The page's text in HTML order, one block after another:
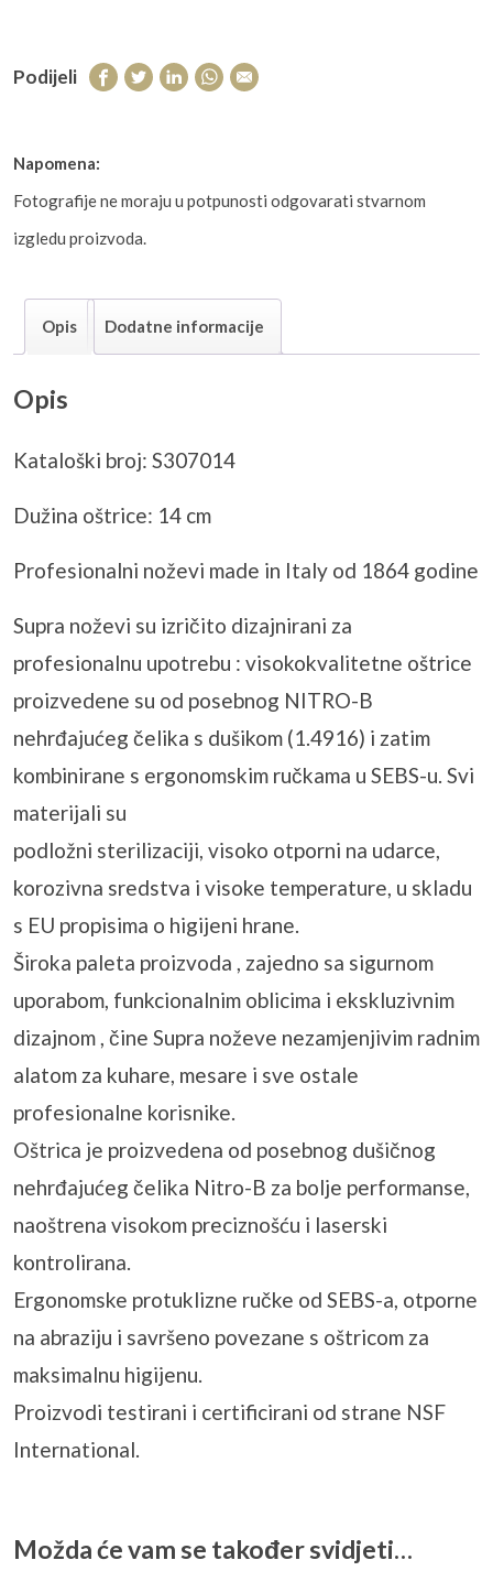
Podijeli
Napomena:
Fotografije ne moraju u potpunosti odgovarati stvarnom
izgledu proizvoda.
Opis Dodatne informacije
Opis
Kataloški broj: S307014
Dužina oštrice: 14 cm
Profesionalni noževi made in Italy od 1864 godine
Supra noževi su izričito dizajnirani za
profesionalnu upotrebu : visokokvalitetne oštrice
proizvedene su od posebnog NITRO-B
nehrđajućeg čelika s dušikom (1.4916) i zatim
kombinirane s ergonomskim ručkama u SEBS-u. Svi
materijali su
podložni sterilizaciji, visoko otporni na udarce,
korozivna sredstva i visoke temperature, u skladu
s EU propisima o higijeni hrane.
Široka paleta proizvoda , zajedno sa sigurnom
uporabom, funkcionalnim oblicima i ekskluzivnim
dizajnom , čine Supra noževe nezamjenjivim radnim
alatom za kuhare, mesare i sve ostale
profesionalne korisnike.
Oštrica je proizvedena od posebnog dušičnog
nehrđajućeg čelika Nitro-B za bolje performanse,
naoštrena visokom preciznošću i laserski
kontrolirana.
Ergonomske protuklizne ručke od SEBS-a, otporne
na abraziju i savršeno povezane s oštricom za
maksimalnu higijenu.
Proizvodi testirani i certificirani od strane NSF
International.
Možda će vam se također svidjeti…